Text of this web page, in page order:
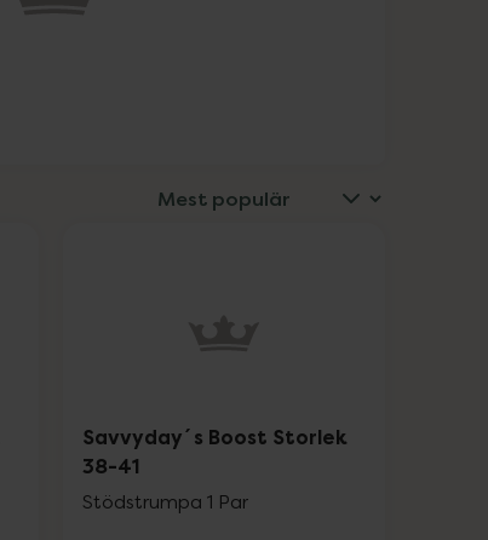
Savvyday´s Boost Storlek
38-41
Stödstrumpa 1 Par